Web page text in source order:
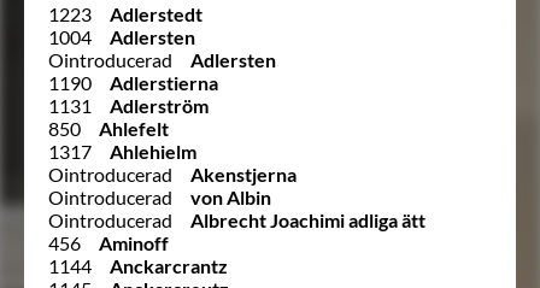
1223
Adlerstedt
1004
Adlersten
Ointroducerad
Adlersten
1190
Adlerstierna
1131
Adlerström
850
Ahlefelt
1317
Ahlehielm
Ointroducerad
Akenstjerna
Ointroducerad
von Albin
Ointroducerad
Albrecht Joachimi adliga ätt
456
Aminoff
1144
Anckarcrantz